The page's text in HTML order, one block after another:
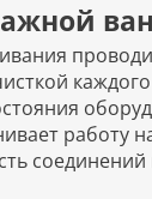
каждого
работу
соединений